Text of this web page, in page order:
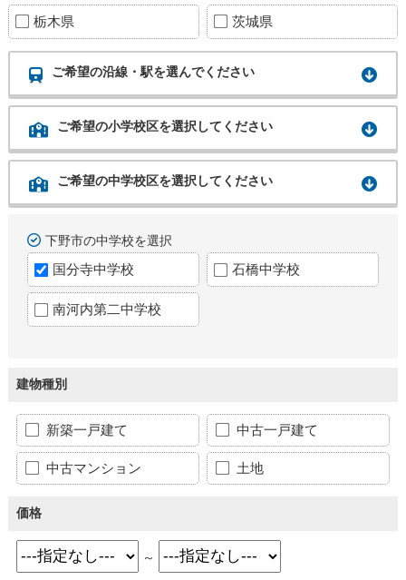
栃木県 茨城県
ご希望の沿線・駅を選んでください
ご希望の小学校区を選択してください
ご希望の中学校区を選択してください
下野市の中学校を選択
国分寺中学校 石橋中学校
南河内第二中学校
建物種別
新築一戸建て 中古一戸建て
中古マンション 土地
価格
～